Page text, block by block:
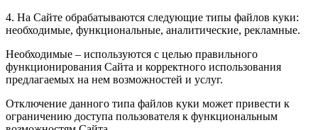
4. На Сайте обрабатываются следующие типы файлов куки:
необходимые, функциональные, аналитические, рекламные.
Необходимые – используются с целью правильного
функционирования Сайта и корректного использования
предлагаемых на нем возможностей и услуг.
Отключение данного типа файлов куки может привести к
ограничению доступа пользователя к функциональным